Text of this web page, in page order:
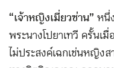
“เจ้าหญิงเมี่ยวซ่าน”หนึ่
พระนางโปยาเทวี ครั้นเ
ไม่ประสงค์เฉกเช่นหญิง